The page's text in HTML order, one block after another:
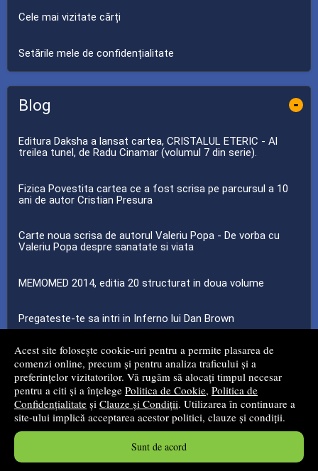
Acest site folosește cookie-uri pentru a permite plasarea de
comenzi online, precum și pentru analiza traficului și a
preferințelor vizitatorilor. Vă rugăm să alocați timpul necesar
pentru a citi și a înțelege Politica de Cookie, Politica de
Confidențialitate și Clauze și Condiții. Utilizarea în continuare a
site-ului implică acceptarea acestor politici, clauze și condiții.
Sunt de acord
Cele mai vizitate cărți
Setările mele de confidențialitate
Blog -
Editura Daksha a lansat cartea, CRISTALUL ETERIC - Al
treilea tunel, de Radu Cinamar (volumul 7 din serie).
Fizica Povestita cartea ce a fost scrisa pe parcursul a 10
ani de autor Cristian Presura
Carte noua scrisa de autorul Valeriu Popa - De vorba cu
Valeriu Popa despre sanatate si viata
MEMOMED 2014, editia 20 structurat in doua volume
Pregateste-te sa intri in Inferno lui Dan Brown
...toate știrile
© 2008 - 2026Mg Net Distribution Srl
Magazin onlinecreat deVital Soft